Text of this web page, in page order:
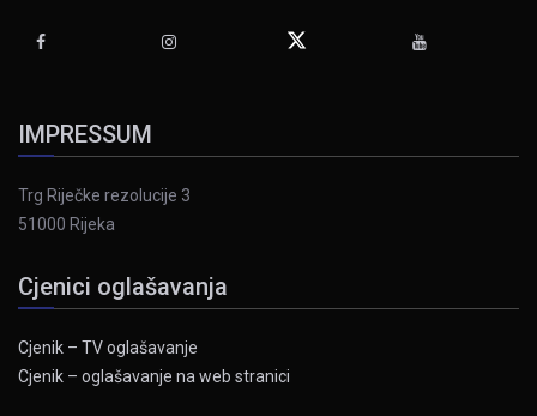
IMPRESSUM
Trg Riječke rezolucije 3
51000 Rijeka
Cjenici oglašavanja
Cjenik – TV oglašavanje
Cjenik – oglašavanje na web stranici